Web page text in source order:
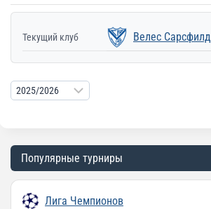
Текущий клуб Велес Сарсфилд
Популярные турниры
Лига Чемпионов